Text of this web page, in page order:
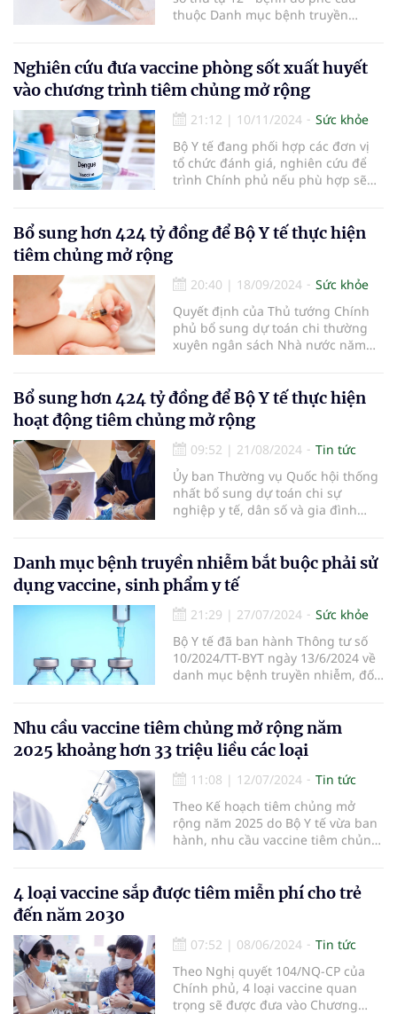
thuộc Danh mục bệnh truyền
Nghiên cứu đưa vaccine phòng sốt xuất huyết
vào chương trình tiêm chủng mở rộng
21:12 | 10/11/2024
Sức khỏe
Bộ Y tế đang phối hợp các đơn vị
tổ chức đánh giá, nghiên cứu để
trình Chính phủ nếu phù hợp sẽ
rộng.
Bổ sung hơn 424 tỷ đồng để Bộ Y tế thực hiện
tiêm chủng mở rộng
20:40 | 18/09/2024
Sức khỏe
Quyết định của Thủ tướng Chính
phủ bổ sung dự toán chi thường
xuyên ngân sách Nhà nước năm
Bổ sung hơn 424 tỷ đồng để Bộ Y tế thực hiện
hoạt động tiêm chủng mở rộng
09:52 | 21/08/2024
Tin tức
Ủy ban Thường vụ Quốc hội thống
nhất bổ sung dự toán chi sự
nghiệp y tế, dân số và gia đình
rộng theo Tờ trình của Chính phủ.
Danh mục bệnh truyền nhiễm bắt buộc phải sử
dụng vaccine, sinh phẩm y tế
21:29 | 27/07/2024
Sức khỏe
Bộ Y tế đã ban hành Thông tư số
10/2024/TT-BYT ngày 13/6/2024 về
danh mục bệnh truyền nhiễm, đối
Nhu cầu vaccine tiêm chủng mở rộng năm
2025 khoảng hơn 33 triệu liều các loại
11:08 | 12/07/2024
Tin tức
Theo Kế hoạch tiêm chủng mở
rộng năm 2025 do Bộ Y tế vừa ban
hành, nhu cầu vaccine tiêm chủng
4 loại vaccine sắp được tiêm miễn phí cho trẻ
đến năm 2030
07:52 | 08/06/2024
Tin tức
Theo Nghị quyết 104/NQ-CP của
Chính phủ, 4 loại vaccine quan
trọng sẽ được đưa vào Chương